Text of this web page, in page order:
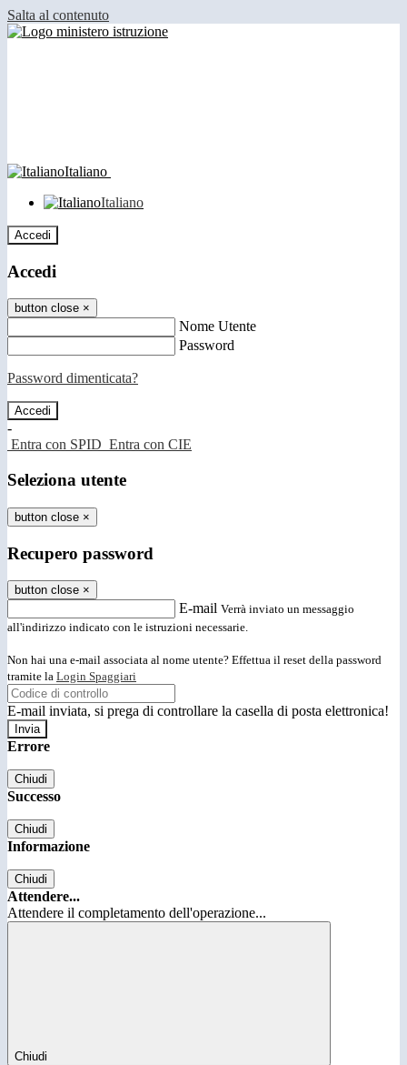
Salta al contenuto
Italiano
Italiano
Accedi
Accedi
button close ×
Nome Utente
Password
Password dimenticata?
-
Entra con SPID Entra con CIE
Seleziona utente
button close ×
Recupero password
button close ×
E-mail Verrà inviato un messaggio
all'indirizzo indicato con le istruzioni necessarie.
Non hai una e-mail associata al nome utente? Effettua il reset della password
tramite la Login Spaggiari
E-mail inviata, si prega di controllare la casella di posta elettronica!
Errore
Chiudi
Successo
Chiudi
Informazione
Chiudi
Attendere...
Attendere il completamento dell'operazione...
Chiudi